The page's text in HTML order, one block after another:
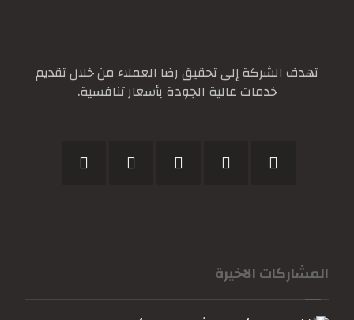
تهدف الشركة إلى تحقيق رضا العملاء من خلال تقديم
خدمات عالية الجودة بأسعار تنافسية.
المشاركات الاخيرة